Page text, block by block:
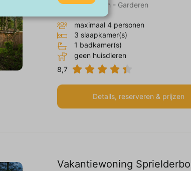
te maken, door
gedeelten van de
de website niet naar
om het siteverkeer te
Veluwe || Putten - Garderen
maximaal 4 personen
3 slaapkamer(s)
1 badkamer(s)
geen huisdieren
8,7
Details, reserveren & prijzen
Vakantiewoning